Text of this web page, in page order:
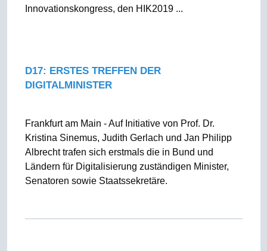
Innovationskongress, den HIK2019 ...
D17: ERSTES TREFFEN DER
DIGITALMINISTER
Frankfurt am Main - Auf Initiative von Prof. Dr.
Kristina Sinemus, Judith Gerlach und Jan Philipp
Albrecht trafen sich erstmals die in Bund und
Ländern für Digitalisierung zuständigen Minister,
Senatoren sowie Staatssekretäre.